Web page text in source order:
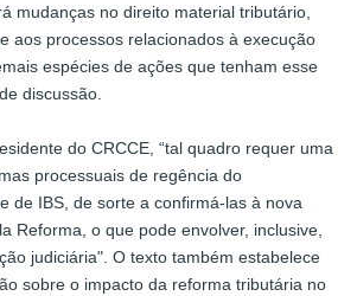
mudanças no direito material tributário,
aos processos relacionados à execução
espécies de ações que tenham esse
discussão.
do CRCCE, “tal quadro requer uma
processuais de regência do
de IBS, de sorte a confirmá-las à nova
Reforma, o que pode envolver, inclusive,
judiciária". O texto também estabelece
sobre o impacto da reforma tributária no